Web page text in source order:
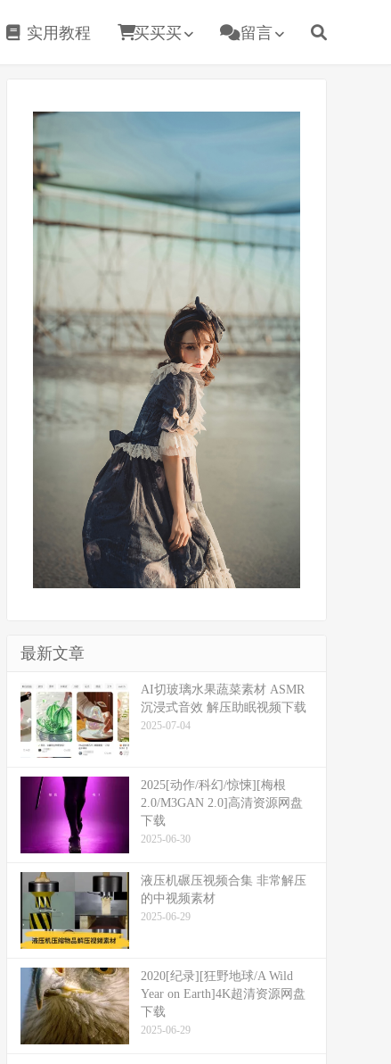
实用教程 买买买 留言
最新文章
​​AI切玻璃水果蔬菜素材 ASMR
沉浸式音效 解压助眠视频下载
2025-07-04
2025[动作/科幻/惊悚][梅根
2.0/M3GAN 2.0]高清资源网盘
下载
2025-06-30
液压机碾压视频合集 非常解压
的中视频素材
2025-06-29
2020[纪录][狂野地球/A Wild
Year on Earth]4K超清资源网盘
下载
2025-06-29